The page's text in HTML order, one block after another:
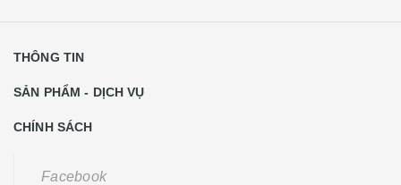
THÔNG TIN
SẢN PHẨM - DỊCH VỤ
CHÍNH SÁCH
Facebook